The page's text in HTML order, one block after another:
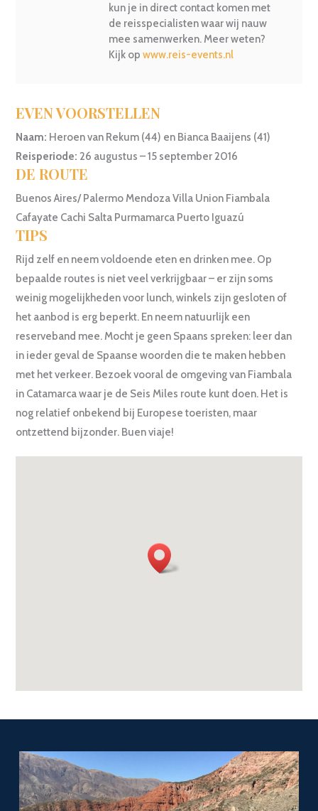
kun je in direct contact komen met
de reisspecialisten waar wij nauw
mee samenwerken. Meer weten?
Kijk op www.reis-events.nl
EVEN VOORSTELLEN
Naam: Heroen van Rekum (44) en Bianca Baaijens (41)
Reisperiode: 26 augustus – 15 september 2016
DE ROUTE
Buenos Aires/ Palermo Mendoza Villa Union Fiambala
Cafayate Cachi Salta Purmamarca Puerto Iguazú
TIPS
Rijd zelf en neem voldoende eten en drinken mee. Op
bepaalde routes is niet veel verkrijgbaar – er zijn soms
weinig mogelijkheden voor lunch, winkels zijn gesloten of
het aanbod is erg beperkt. En neem natuurlijk een
reserveband mee. Mocht je geen Spaans spreken: leer dan
in ieder geval de Spaanse woorden die te maken hebben
met het verkeer. Bezoek vooral de omgeving van Fiambala
in Catamarca waar je de Seis Miles route kunt doen. Het is
nog relatief onbekend bij Europese toeristen, maar
ontzettend bijzonder. Buen viaje!